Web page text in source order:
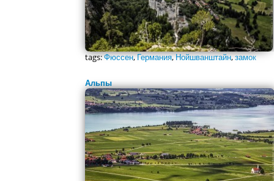
tags:Фюссен,Германия,Нойшванштайн,замок
Альпы